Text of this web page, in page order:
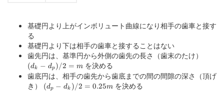
基礎円より上がインボリュート曲線になり相手の歯車と接す
る
基礎円より下は相手の歯車と接することはない
歯先円は、基準円から外側の歯先の長さ（歯末のたけ）
(dk − dp )/2 = m を決める
歯底円は、相手の歯先から歯底までの間の間隙の深さ（頂げ
き）
(d_p-
d_k)/2=0.25m
(dp − dk )/2 = 0.25m を決める